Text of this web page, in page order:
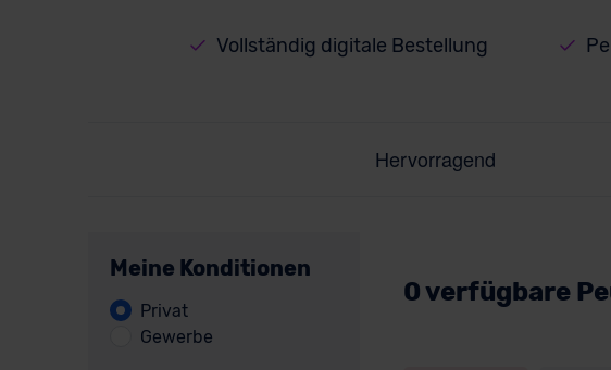
Vollständig digitale Bestellung
Meine Konditionen
Privat
Gewerbe
0 verfügbare